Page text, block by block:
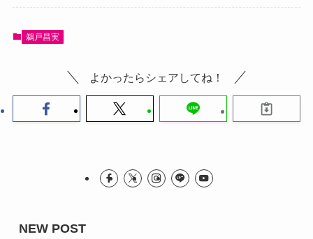
鵜戸昌実
よかったらシェアしてね！
NEW POST